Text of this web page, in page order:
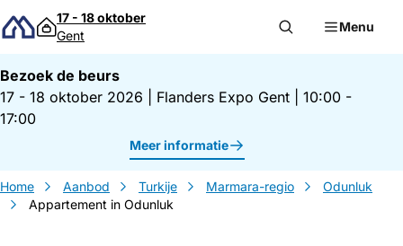
Direct naar inhoud
17 - 18 oktober
Gent
Menu
Bezoek de beurs
17 - 18 oktober 2026
Flanders Expo Gent
10:00 -
17:00
Meer informatie
Home Aanbod Turkije Marmara-regio
Odunluk
Appartement in Odunluk